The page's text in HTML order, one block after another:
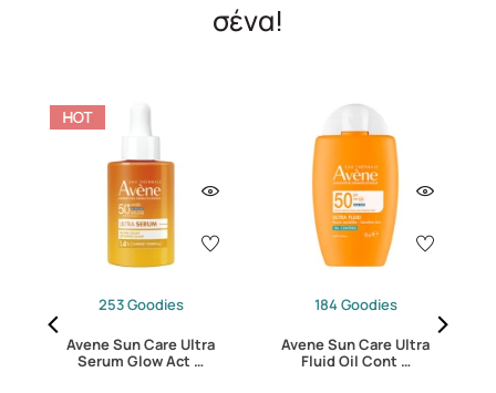
σένα!
253 Goodies
Avene Sun Care Ultra
Serum Glow Act …
184 Goodies
Avene Sun Care Ultra
Fluid Oil Cont …